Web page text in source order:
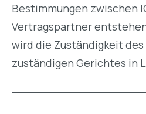
Bestimmungen zwischen
Vertragspartner
wird die Zuständigkeit
zuständigen Gerichtes in